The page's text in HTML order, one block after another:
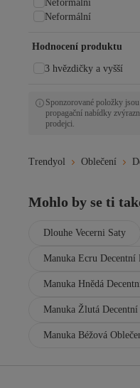
Neformální
Neformální
Hodnocení produktu
3 hvězdičky a vyšší
Sponzorované položky jsou
propagační nabídky
prodejci.
Trendyol Oblečení
Mohlo by se ti
Dlouhe Vecerni Saty
Manuka Ecru Decentní
Manuka Hnědá
Manuka Žlutá
Manuka Béžová